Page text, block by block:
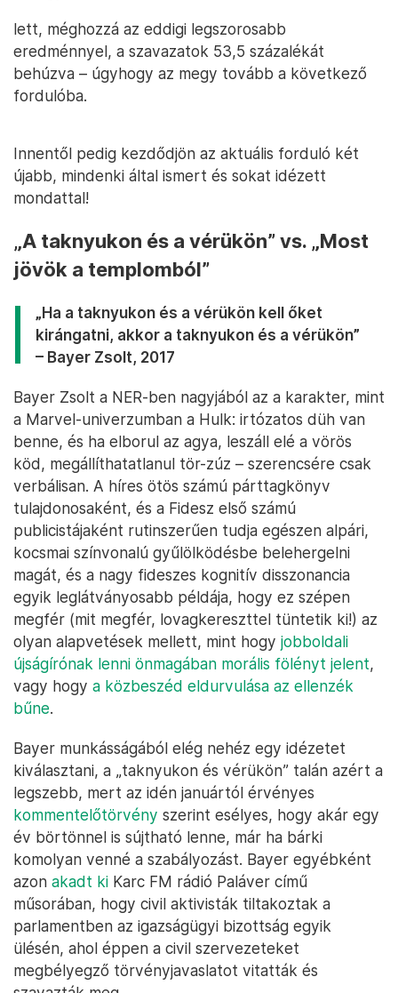
lett, méghozzá az eddigi legszorosabb
eredménnyel, a szavazatok 53,5 százalékát
behúzva – úgyhogy az megy tovább a következő
fordulóba.
Innentől pedig kezdődjön az aktuális forduló két
újabb, mindenki által ismert és sokat idézett
mondattal!
„A taknyukon és a vérükön” vs. „Most
jövök a templomból”
„Ha a taknyukon és a vérükön kell őket
kirángatni, akkor a taknyukon és a vérükön”
– Bayer Zsolt, 2017
Bayer Zsolt a NER-ben nagyjából az a karakter, mint
a Marvel-univerzumban a Hulk: irtózatos düh van
benne, és ha elborul az agya, leszáll elé a vörös
köd, megállíthatatlanul tör-zúz – szerencsére csak
verbálisan. A híres ötös számú párttagkönyv
tulajdonosaként, és a Fidesz első számú
publicistájaként rutinszerűen tudja egészen alpári,
kocsmai színvonalú gyűlölködésbe belehergelni
magát, és a nagy fideszes kognitív disszonancia
egyik leglátványosabb példája, hogy ez szépen
megfér (mit megfér, lovagkereszttel tüntetik ki!) az
olyan alapvetések mellett, mint hogy jobboldali
újságírónak lenni önmagában morális fölényt jelent,
vagy hogy a közbeszéd eldurvulása az ellenzék
bűne.
Bayer munkásságából elég nehéz egy idézetet
kiválasztani, a „taknyukon és vérükön” talán azért a
legszebb, mert az idén januártól érvényes
kommentelőtörvény szerint esélyes, hogy akár egy
év börtönnel is sújtható lenne, már ha bárki
komolyan venné a szabályozást. Bayer egyébként
azon akadt ki Karc FM rádió Paláver című
műsorában, hogy civil aktivisták tiltakoztak a
parlamentben az igazságügyi bizottság egyik
ülésén, ahol éppen a civil szervezeteket
megbélyegző törvényjavaslatot vitatták és